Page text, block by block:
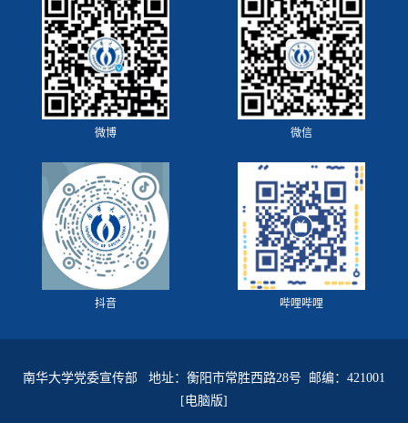
微博 微信
抖音 哔哩哔哩
南华大学党委宣传部 地址：衡阳市常胜西路28号 邮编：421001
[电脑版]